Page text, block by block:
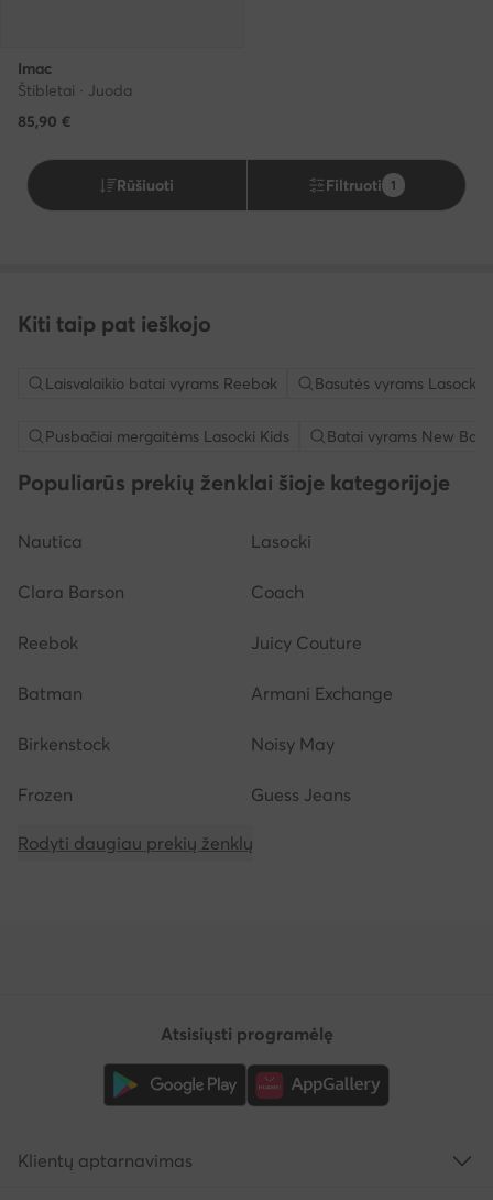
Imac
Štibletai · Juoda
85,90 €
Rūšiuoti Filtruoti 1
Kiti taip pat ieškojo
Laisvalaikio batai vyrams Reebok Basutės vyrams Lasocki
Pusbačiai mergaitėms Lasocki Kids Batai vyrams New
Populiarūs prekių ženklai šioje kategorijoje
Nautica Lasocki
Clara Barson Coach
Reebok Juicy Couture
Batman Armani Exchange
Birkenstock Noisy May
Frozen Guess Jeans
Rodyti daugiau prekių ženklų
Atsisiųsti programėlę
Klientų aptarnavimas